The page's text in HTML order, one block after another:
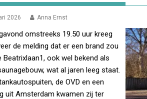
2026 Anna Ernst
omstreeks 19.50 uur kreeg
de melding dat er een brand zou
Beatrixlaan1, ook wel bekend als
wat al jaren leeg staat.
de OVD en een
uit Amsterdam kwamen zij ter